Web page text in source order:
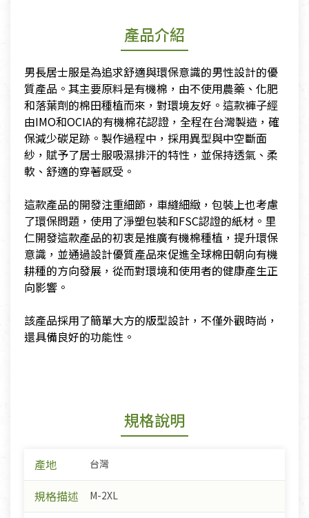
產品介紹
男長居士服是為追求舒適與環保意識的男性設計的優
質產品。其主要原料是有機棉，由不使用農藥、化肥
和落葉劑的棉田種植而來，對環境友好。這款褲子經
由IMO和OCIA的有機棉花認證，全程在台灣製造，確
保減少碳足跡。製作過程中，採用異型與中空斷面
紗，賦予了居士服吸濕排汗的特性，並保持透氣、柔
軟、舒適的穿著感受。
​這款產品的開發注重細節，車縫細緻，包裝上也考慮
了環保問題，使用了淨塑包裝和FSC認證的紙材。里
仁開發這款產品的初衷是推廣有機棉種植，提升環保
意識，並通過設計優質產品來促進全球棉田朝向有機
耕種的方向發展，從而對環境和使用者的健康產生正
向影響。
​該產品採用了簡單大方的版型設計，不僅外觀時尚，
還具備良好的功能性。
規格說明
產地 台灣
規格描述 M-2XL